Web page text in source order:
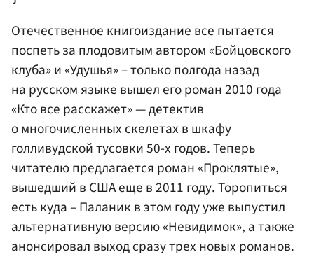
Отечественное книгоиздание все пытается
поспеть за плодовитым автором «Бойцовского
клуба» и «Удушья» – только полгода назад
на русском языке вышел его роман 2010 года
«Кто все расскажет» — детектив
о многочисленных скелетах в шкафу
голливудской тусовки 50-х годов. Теперь
читателю предлагается роман «Проклятые»,
вышедший в США еще в 2011 году. Торопиться
есть куда – Паланик в этом году уже выпустил
альтернативную версию «Невидимок», а также
анонсировал выход сразу трех новых романов.